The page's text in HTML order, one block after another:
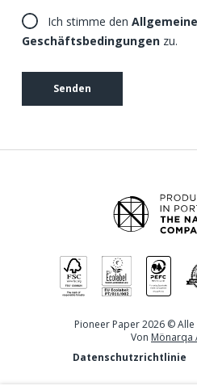
aus
Ich stimme den
Geschäftsbedingungen zu.
Senden
Pioneer Paper 2026 ©
Von Mönarqa
Datenschutzrichtlinie